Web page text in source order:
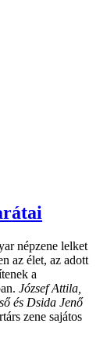
népzene lelket
az élet, az adott
a
József Attila,
és Dsida Jenő
zene sajátos